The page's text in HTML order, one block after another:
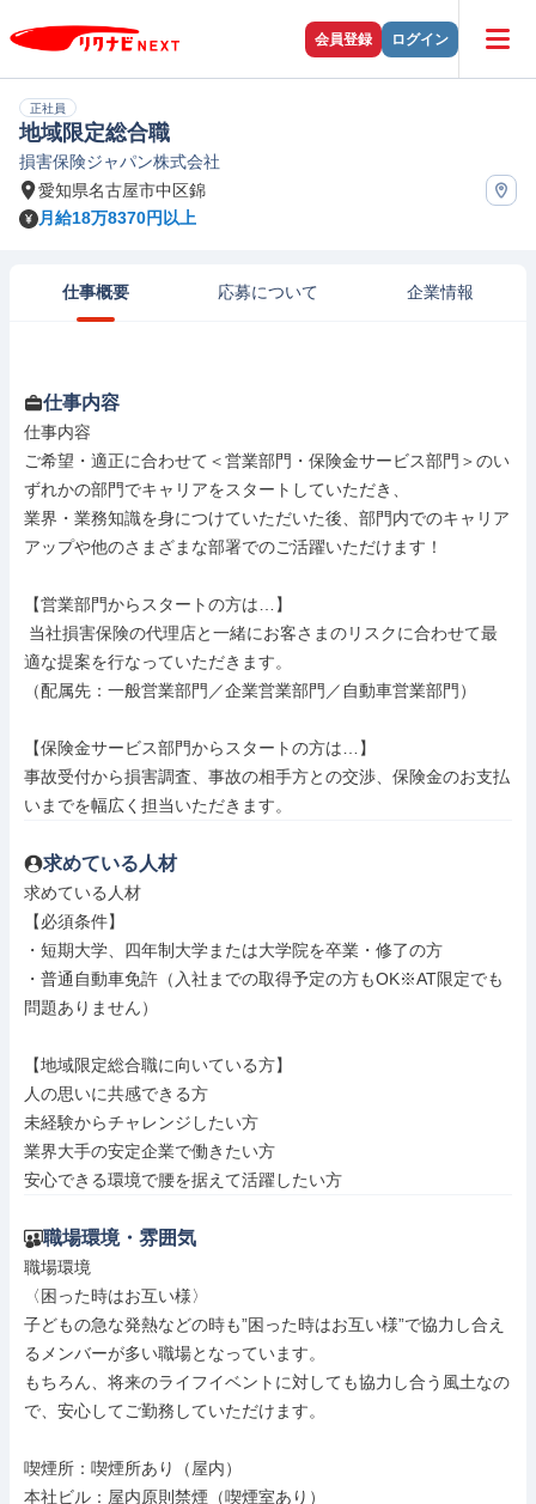
会員登録 ログイン
正社員
地域限定総合職
損害保険ジャパン株式会社
愛知県名古屋市中区錦
月給18万8370円以上
仕事概要 応募について 企業情報
仕事内容
仕事内容
ご希望・適正に合わせて＜営業部門・保険金サービス部門＞のい
ずれかの部門でキャリアをスタートしていただき、
業界・業務知識を身につけていただいた後、部門内でのキャリア
アップや他のさまざまな部署でのご活躍いただけます！
【営業部門からスタートの方は…】
適な提案を行なっていただきます。
（配属先：一般営業部門／企業営業部門／自動車営業部門）
【保険金サービス部門からスタートの方は…】
事故受付から損害調査、事故の相手方との交渉、保険金のお支払
いまでを幅広く担当いただきます。
求めている人材
求めている人材
【必須条件】
・短期大学、四年制大学または大学院を卒業・修了の方
・普通自動車免許（入社までの取得予定の方もOK※AT限定でも
問題ありません）
【地域限定総合職に向いている方】
人の思いに共感できる方
未経験からチャレンジしたい方
業界大手の安定企業で働きたい方
安心できる環境で腰を据えて活躍したい方
職場環境・雰囲気
職場環境
〈困った時はお互い様〉
子どもの急な発熱などの時も”困った時はお互い様”で協力し合え
るメンバーが多い職場となっています。
もちろん、将来のライフイベントに対しても協力し合う風土なの
で、安心してご勤務していただけます。
喫煙所：喫煙所あり（屋内）
本社ビル：屋内原則禁煙（喫煙室あり）